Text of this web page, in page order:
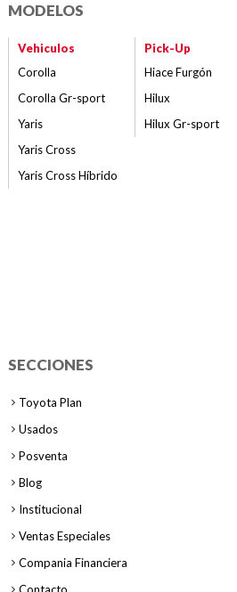
MODELOS
Vehiculos
Corolla
Corolla Gr-sport
Yaris
Yaris Cross
Yaris Cross Híbrido
Pick-Up
Hiace Furgón
Hilux
Hilux Gr-sport
SECCIONES
Toyota Plan
Usados
Posventa
Blog
Institucional
Ventas Especiales
Compania Financiera